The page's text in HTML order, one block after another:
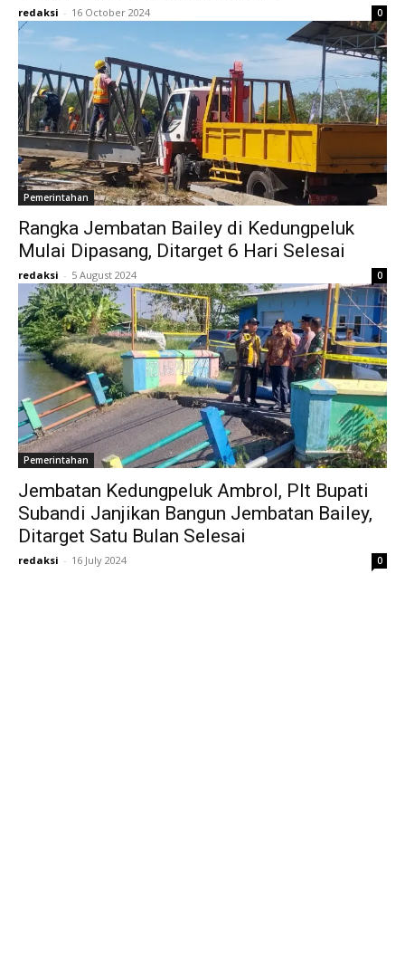
redaksi - 16 October 2024 0
Pemerintahan
Rangka Jembatan Bailey di Kedungpeluk
Mulai Dipasang, Ditarget 6 Hari Selesai
redaksi - 5 August 2024 0
Pemerintahan
Jembatan Kedungpeluk Ambrol, Plt Bupati
Subandi Janjikan Bangun Jembatan Bailey,
Ditarget Satu Bulan Selesai
redaksi - 16 July 2024 0